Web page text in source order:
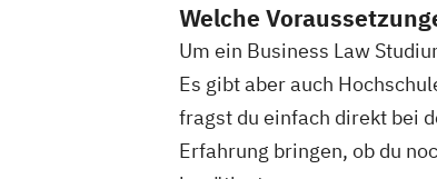
Welche
Um ein Business Law
Es gibt aber auch
fragst du einfach direkt bei
Erfahrung bringen, ob du